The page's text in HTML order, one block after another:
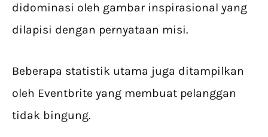
didominasi oleh gambar inspirasional yang
dilapisi dengan pernyataan misi.
Beberapa statistik utama juga ditampilkan
oleh Eventbrite yang membuat pelanggan
tidak bingung.